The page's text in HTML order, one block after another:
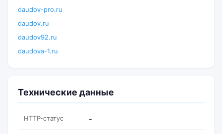
daudov-pro.ru
daudov.ru
daudov92.ru
daudova-1.ru
Технические данные
HTTP-статус -